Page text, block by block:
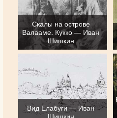
Скалы на острове
Валааме. Кукко — Иван
Шишкин
Вид Елабуги — Иван
Шишкин